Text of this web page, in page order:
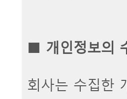
■ 개인정보의
회사는 수집한